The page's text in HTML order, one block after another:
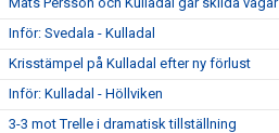
Inför: Svedala - Kulladal
Krisstämpel på Kulladal efter ny förlust
Inför: Kulladal - Höllviken
3-3 mot Trelle i dramatisk tillställning